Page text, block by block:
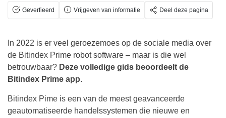
Geverfieerd Vrijgeven van informatie Deel deze pagina
In 2022 is er veel geroezemoes op de sociale media over
de Bitindex Prime robot software – maar is die wel
betrouwbaar? Deze volledige gids beoordeelt de
Bitindex Prime app.
Bitindex Pime is een van de meest geavanceerde
geautomatiseerde handelssystemen die nieuwe en